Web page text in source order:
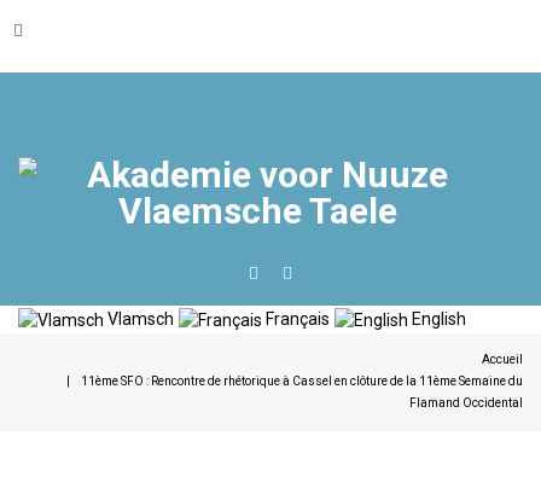
Vlamsch Français English
Accueil
11ème SFO : Rencontre de rhétorique à Cassel en clôture de la 11ème Semaine du
Flamand Occidental